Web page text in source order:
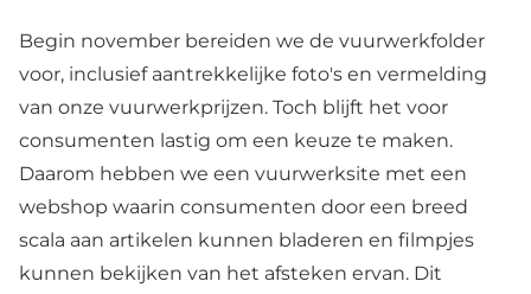
Begin november bereiden we de vuurwerkfolder
voor, inclusief aantrekkelijke foto's en vermelding
van onze vuurwerkprijzen. Toch blijft het voor
consumenten lastig om een keuze te maken.
Daarom hebben we een vuurwerksite met een
webshop waarin consumenten door een breed
scala aan artikelen kunnen bladeren en filmpjes
kunnen bekijken van het afsteken ervan. Dit